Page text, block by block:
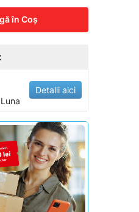
în Coş
Detalii aici